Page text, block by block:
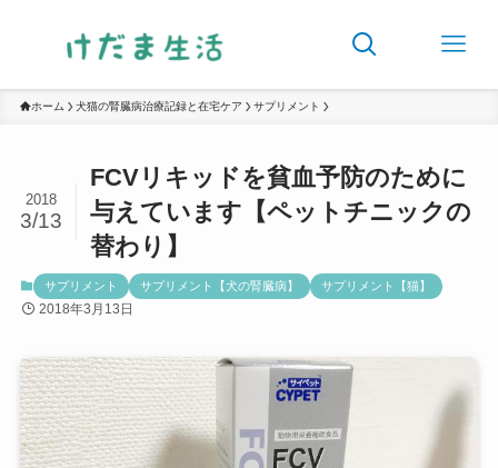
ホーム 犬猫の腎臓病治療記録と在宅ケア サプリメント
FCVリキッドを貧血予防のために
与えています【ペットチニックの
替わり】
2018
3/13
サプリメント サプリメント【犬の腎臓病】 サプリメント【猫】
2018年3月13日